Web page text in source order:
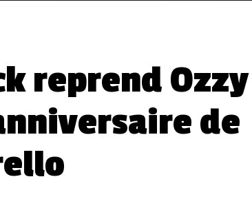
reprend Ozzy
de